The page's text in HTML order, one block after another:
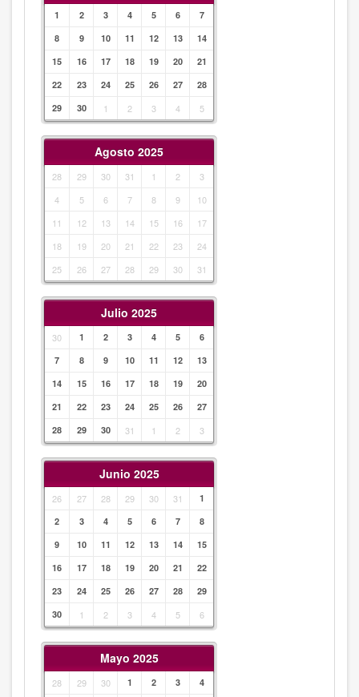
1 2 3 4 5 6
7
8
9 10 11 12 13
14
15
16 17 18 19 20
21
22
23 24 25 26 27
28
29
30 1 2 3 4 5
Agosto 2025
28 29 30 31 1 2
3
4
5 6 7 8 9
10
11
12 13 14 15 16
17
18
19 20 21 22 23
24
25
26 27 28 29 30 31
Julio 2025
30 1 2 3 4 5
6
7
8 9 10 11 12
13
14
15 16 17 18 19
20
21
22 23 24 25 26
27
28
29 30 31 1 2 3
Junio 2025
26 27 28 29 30 31
1
2
3 4 5 6 7
8
9
10 11 12 13 14
15
16
17 18 19 20 21
22
23
24 25 26 27 28
29
30
1 2 3 4 5 6
Mayo 2025
28 29 30 1 2 3 4